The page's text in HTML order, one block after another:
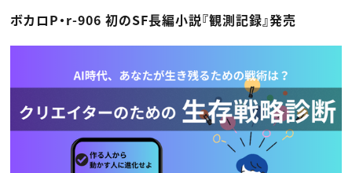
編集・ライティング
マーケティング
業界解説・キャリア事情
Webクリエイター
アプリクリエイター
映像クリエイター
クリエイターインタビュー
C＆R Magazine
セミナー
ニュース・トレンド トップ
Web
映像
ゲーム・エンタメ
広告
CREATIVE VILLAGEからのお知らせ
ボカロP・r-906 初のSF長編小説『観測記録』発売